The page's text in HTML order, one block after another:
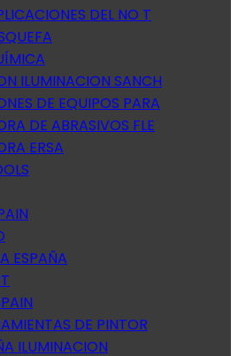
DEL NO T
ILUMINACION SANCH
DE EQUIPOS PARA
DE ABRASIVOS FLE
ERSA
ESPAÑA
DE PINTOR
ILUMINACION